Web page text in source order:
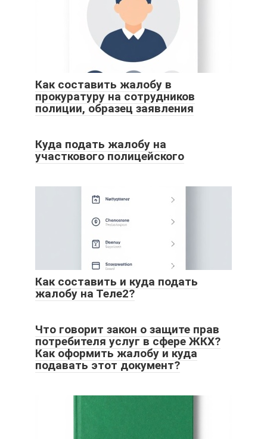
Как составить жалобу в
прокуратуру на сотрудников
полиции, образец заявления
Куда подать жалобу на
участкового полицейского
Как составить и куда подать
жалобу на Теле2?
Что говорит закон о защите прав
потребителя услуг в сфере ЖКХ?
Как оформить жалобу и куда
подавать этот документ?